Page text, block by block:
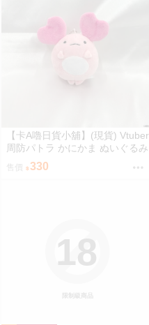
【卡A嚕日貨小舖】(現貨) Vtuber
周防パトラ かにかま ぬいぐるみ
キーホルダー 布偶鑰匙圈
售價 330
限制級商品
18